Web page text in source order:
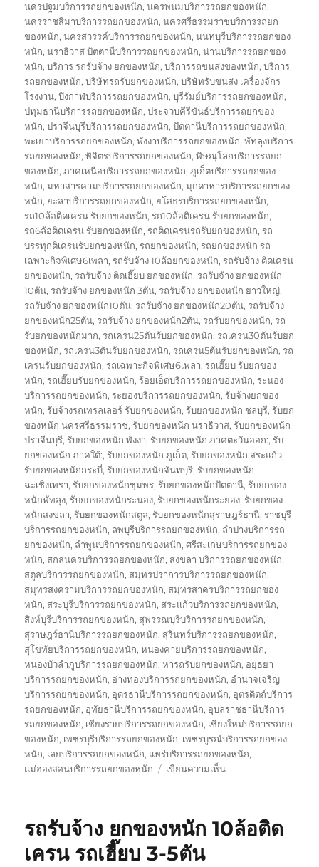
นครปฐมบริการรถยกของหนัก,นครพนมบริการรถยกของหนัก,
นครราชสีมาบริการรถยกของหนัก,นครศรีธรรมราชบริการรถยก
ของหนัก,นครสวรรค์บริการรถยกของหนัก,นนทบุรีบริการรถยกของ
หนัก,นราธิวาส ปัตตานีบริการรถยกของหนัก,น่านบริการรถยกของ
หนัก,บริการ รถรับจ้าง ยกของหนัก,บริการรถขนสงของหนัก,บริการ
รถยกของหนัก,บริษัทรถรับยกของหนัก,บริษัทรับขนส่ง เครื่องจักร
โรงงาน,บึงกาฬบริการรถยกของหนัก,บุรีรัมย์บริการรถยกของหนัก,
ปทุมธานีบริการรถยกของหนัก,ประจวบคีรีขันธ์บริการรถยกของ
หนัก,ปราจีนบุรีบริการรถยกของหนัก,ปัตตานีบริการรถยกของหนัก,
พะเยาบริการรถยกของหนัก,พังงาบริการรถยกของหนัก,พัทลุงบริการ
รถยกของหนัก,พิจิตรบริการรถยกของหนัก,พิษณุโลกบริการรถยก
ของหนัก,ภาคเหนือบริการรถยกของหนัก,ภูเก็ตบริการรถยกของ
หนัก,มหาสารคามบริการรถยกของหนัก,มุกดาหารบริการรถยกของ
หนัก, ยะลาบริการรถยกของหนัก, ยโสธรบริการรถยกของหนัก,
รถ10ล้อติดเครน รับยกของหนัก,รถ10ล้อติเครน รับยกของหนัก,
รถ6ล้อติดเครน รับยกของหนัก,รถติดเครนรถรับยกของหนัก,รถ
บรรทุกติเครนรับยกของหนัก,รถยกของหนัก,รถยกของหนัก รถ
เฉพาะกิจพิเศษ6เพลา,รถรับจ้าง 10ล้อยกของหนัก,รถรับจ้าง ติดเครน
ยกของหนัก,รถรับจ้าง ติดเฮี๊ยบ ยกของหนัก,รถรับจ้าง ยกของหนัก
10ตัน,รถรับจ้าง ยกของหนัก 3ตัน,รถรับจ้าง ยกของหนัก ยาวใหญ่,
รถรับจ้าง ยกของหนัก10ตัน,รถรับจ้าง ยกของหนัก20ตัน,รถรับจ้าง
ยกของหนัก25ตัน,รถรับจ้าง ยกของหนัก2ตัน,รถรับยกของหนัก,รถ
รับยกของหนักมาก,รถเครน25ตันรับยกของหนัก,รถเครน30ตันรับยก
ของหนัก,รถเครน3ตันรับยกของหนัก,รถเครน5ตันรับยกของหนัก,รถ
เครนรับยกของหนัก,รถเฉพาะกิจพิเศษ6เพลา,รถเฮี๊ยบ รับยกของ
หนัก,รถเฮี๊ยบรับยกของหนัก,ร้อยเอ็ดบริการรถยกของหนัก,ระนอง
บริการรถยกของหนัก,ระยองบริการรถยกของหนัก,รับจ้างยกของ
หนัก,รับจ้างรถเทรลเลอร์ รับยกของหนัก,รับยกของหนัก ชลบุรี,รับยก
ของหนัก นครศรีธรรมราช,รับยกของหนัก นราธิวาส,รับยกของหนัก
ปราจีนบุรี,รับยกของหนัก พังงา,รับยกของหนัก ภาคตะวันออก:,รับ
ยกของหนัก ภาคใต้:,รับยกของหนัก ภูเก็ต,รับยกของหนัก สระแก้ว,
รับยกของหนักกระบี่,รับยกของหนักจันทบุรี,รับยกของหนัก
ฉะเชิงเทรา,รับยกของหนักชุมพร,รับยกของหนักปัตตานี,รับยกของ
หนักพัทลุง,รับยกของหนักระนอง,รับยกของหนักระยอง,รับยกของ
หนักสงขลา,รับยกของหนักสตูล,รับยกของหนักสุราษฎร์ธานี,ราชบุรี
บริการรถยกของหนัก, ลพบุรีบริการรถยกของหนัก, ลำปางบริการรถ
ยกของหนัก, ลำพูนบริการรถยกของหนัก,ศรีสะเกษบริการรถยกของ
หนัก, สกลนครบริการรถยกของหนัก, สงขลา บริการรถยกของหนัก,
สตูลบริการรถยกของหนัก, สมุทรปราการบริการรถยกของหนัก,
สมุทรสงครามบริการรถยกของหนัก, สมุทรสาครบริการรถยกของ
หนัก, สระบุรีบริการรถยกของหนัก, สระแก้วบริการรถยกของหนัก,
สิงห์บุรีบริการรถยกของหนัก, สุพรรณบุรีบริการรถยกของหนัก,
สุราษฎร์ธานีบริการรถยกของหนัก, สุรินทร์บริการรถยกของหนัก,
สุโขทัยบริการรถยกของหนัก,หนองคายบริการรถยกของหนัก,
หนองบัวลำภูบริการรถยกของหนัก,หารถรับยกของหนัก, อยุธยา
บริการรถยกของหนัก, อ่างทองบริการรถยกของหนัก, อำนาจเจริญ
บริการรถยกของหนัก, อุดรธานีบริการรถยกของหนัก, อุตรดิตถ์บริการ
รถยกของหนัก, อุทัยธานีบริการรถยกของหนัก, อุบลราชธานีบริการ
รถยกของหนัก, เชียงรายบริการรถยกของหนัก, เชียงใหม่บริการรถยก
ของหนัก, เพชรบุรีบริการรถยกของหนัก, เพชรบูรณ์บริการรถยกของ
หนัก, เลยบริการรถยกของหนัก, แพร่บริการรถยกของหนัก,
แม่ฮ่องสอนบริการรถยกของหนัก
เขียนความเห็นบน
ของ
รถรับจ้าง ยกของหนัก 10ล้อติด
เครน รถเฮี๊ยบ 3-5ตัน